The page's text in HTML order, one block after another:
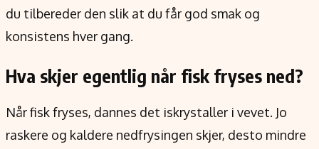
du tilbereder den slik at du får god smak og
konsistens hver gang.
Hva skjer egentlig når fisk fryses ned?
Når fisk fryses, dannes det iskrystaller i vevet. Jo
raskere og kaldere nedfrysingen skjer, desto mindre